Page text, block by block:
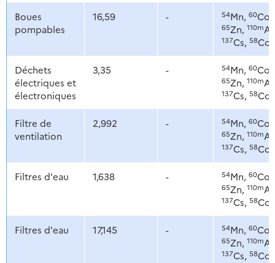
Boues
pompables
16,59 - 54Mn, 60Co,
65Zn, 110m
137Cs, 58Co
Déchets
électriques et
électroniques
3,35 - 54Mn, 60Co,
65Zn, 110m
137Cs, 58Co
Filtre de
ventilation
2,992 - 54Mn, 60Co,
65Zn, 110m
137Cs, 58Co
Filtres d'eau 1,638 - 54Mn, 60Co,
65Zn, 110m
137Cs, 58Co
Filtres d'eau 17,145 - 54Mn, 60Co,
65Zn, 110m
137Cs, 58Co